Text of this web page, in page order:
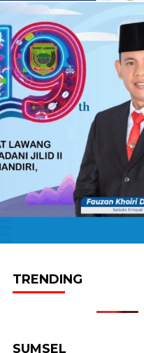
TRENDING
SUMSEL